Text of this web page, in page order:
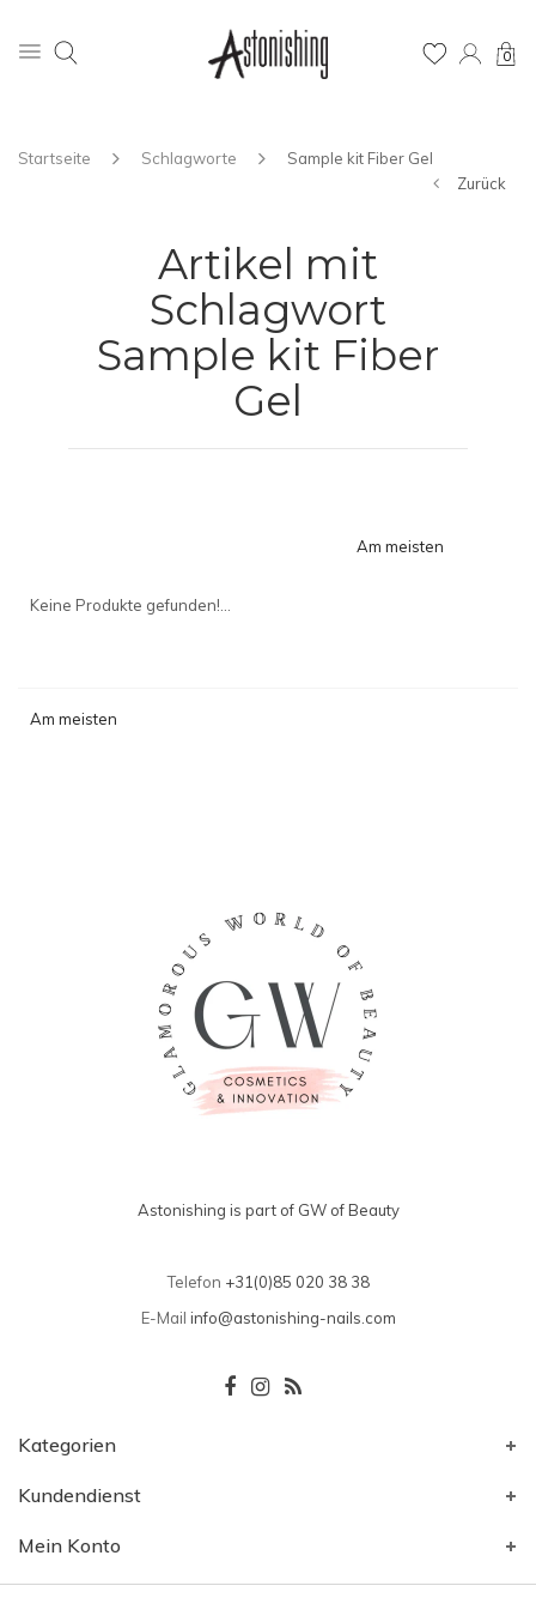
0
Startseite Schlagworte
Sample kit Fiber Gel
Zurück
Artikel mit
Schlagwort
Sample kit Fiber
Gel
Am meisten
Keine Produkte gefunden!...
Am meisten
Astonishing is part of GW of Beauty
Telefon +31(0)85 020 38 38
E-Mail info@astonishing-nails.com
Kategorien
Kundendienst
Mein Konto